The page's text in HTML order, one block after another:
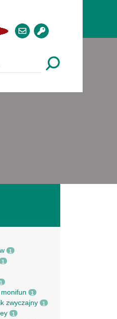
1
1
1
monifun 1
zwyczajny 1
1